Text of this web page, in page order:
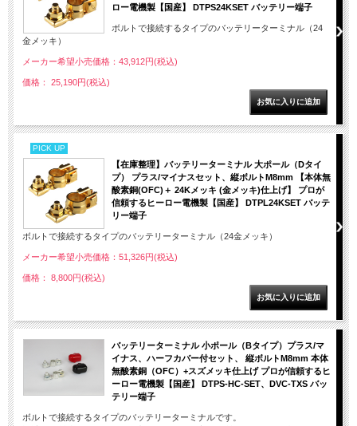
ロー電機製【国産】 DTPS24KSET バッテリー端子
ボルトで接続するタイプのバッテリーターミナル（24
金メッキ）
メーカー希望小売価格：43,912円(税込)
価格： 25,190円(税込)
PICK UP
【在庫整理】バッテリーターミナル 大ポール（Dタイ
プ） プラス/マイナスセット、縦ボルトM8mm 【本体無
酸素銅(OFC)＋ 24Kメッキ (金メッキ)仕上げ】 プロが
信頼するヒーロー電機製【国産】 DTPL24KSET バッテ
リー端子
ボルトで接続するタイプのバッテリーターミナル（24金メッキ）
メーカー希望小売価格：51,326円(税込)
価格： 8,800円(税込)
バッテリーターミナル 小ポール（Bタイプ）プラス/マ
イナス、ハーフカバー付セット、 縦ボルトM8mm 本体
無酸素銅（OFC）+スズメッキ仕上げ プロが信頼するヒ
ーロー電機製【国産】 DTPS-HC-SET、DVC-TXS バッ
テリー端子
ボルトで接続するタイプのバッテリーターミナルです。